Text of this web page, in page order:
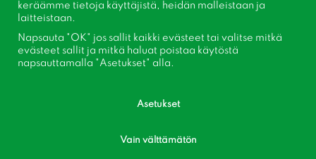
Tietoja evästeistä
Inspiraatiota
Seuraa meitä Facebook
keräämme tietoja käyttäjistä, heidän malleistaan ​​ja
laitteistaan.
Napsauta "OK" jos sallit kaikki evästeet tai valitse mitkä
evästeet sallit ja mitkä haluat poistaa käytöstä
napsauttamalla "Asetukset" alla.
Asetukset
Vain välttämätön